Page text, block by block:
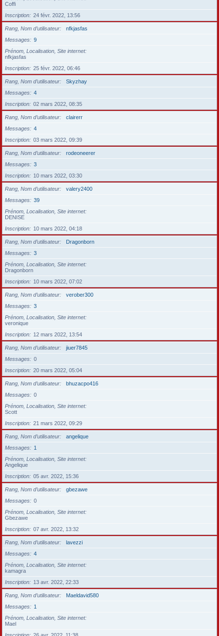
Coffi
Inscription
24 févr. 2022, 13:56
Rang, Nom d’utilisateur
nfkjasfas
Messages
9
Prénom, Localisation, Site internet
nfkjasfas
Inscription
25 févr. 2022, 06:46
Rang, Nom d’utilisateur
Skyzhay
Messages
4
Inscription
02 mars 2022, 08:35
Rang, Nom d’utilisateur
clairerr
Messages
4
Inscription
03 mars 2022, 09:39
Rang, Nom d’utilisateur
rodeoneerer
Messages
3
Inscription
10 mars 2022, 03:30
Rang, Nom d’utilisateur
valery2400
Messages
39
Prénom, Localisation, Site internet
DENISE
Inscription
10 mars 2022, 04:18
Rang, Nom d’utilisateur
Dragonborn
Messages
3
Prénom, Localisation, Site internet
Dragonborn
Inscription
10 mars 2022, 07:02
Rang, Nom d’utilisateur
verober300
Messages
3
Prénom, Localisation, Site internet
veronique
Inscription
12 mars 2022, 13:54
Rang, Nom d’utilisateur
jiuer7845
Messages
0
Inscription
20 mars 2022, 05:04
Rang, Nom d’utilisateur
bhuzacpo416
Messages
0
Prénom, Localisation, Site internet
Scott
Inscription
21 mars 2022, 09:29
Rang, Nom d’utilisateur
angelique
Messages
1
Prénom, Localisation, Site internet
Angelique
Inscription
05 avr. 2022, 15:36
Rang, Nom d’utilisateur
gbezawe
Messages
0
Prénom, Localisation, Site internet
Gbezawe
Inscription
07 avr. 2022, 13:32
Rang, Nom d’utilisateur
lavezzi
Messages
4
Prénom, Localisation, Site internet
kamagra
Inscription
13 avr. 2022, 22:33
Rang, Nom d’utilisateur
Maeldavid580
Messages
1
Prénom, Localisation, Site internet
Mael